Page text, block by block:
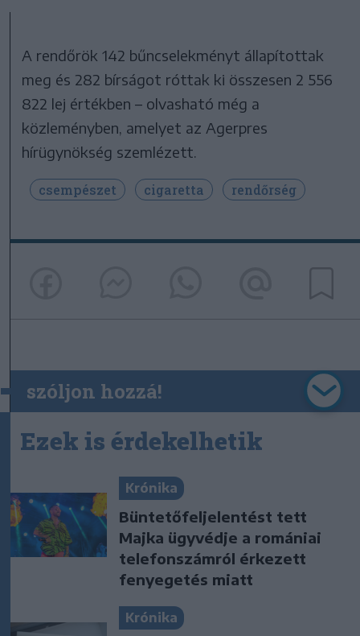
A rendőrök 142 bűncselekményt állapítottak
meg és 282 bírságot róttak ki összesen 2 556
822 lej értékben – olvasható még a
közleményben, amelyet az Agerpres
hírügynökség szemlézett.
csempészet cigaretta rendőrség
szóljon hozzá!
Ezek is érdekelhetik
Krónika
Büntetőfeljelentést tett
Majka ügyvédje a romániai
telefonszámról érkezett
fenyegetés miatt
Krónika